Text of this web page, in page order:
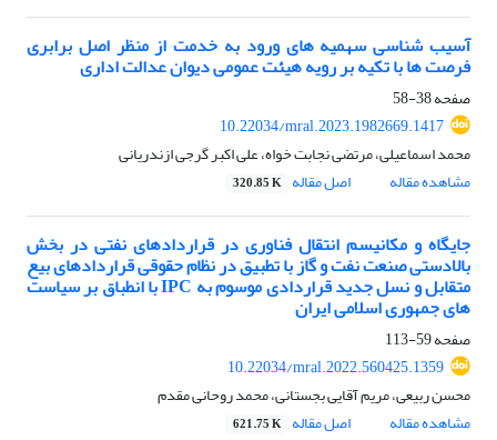
آسیب شناسی سهمیه های ورود به خدمت از منظر اصل برابری
فرصت ها با تکیه بر رویه هیئت عمومی دیوان عدالت اداری
صفحه38-58
10.22034/mral.2023.1982669.1417
محمد اسماعیلی، مرتضی نجابت خواه، علی اکبر گرجی ازندریانی
مشاهده مقاله
اصل مقاله 320.85 K
جایگاه و مکانیسم انتقال فناوری در قراردادهای نفتی در بخش
بالادستی صنعت نفت و گاز با تطبیق در نظام حقوقی قراردادهای بیع
متقابل و نسل جدید قراردادی موسوم به IPC با انطباق بر سیاست
های جمهوری اسلامی ایران
صفحه59-113
10.22034/mral.2022.560425.1359
محسن ربیعی، مریم آقایی بجستانی، محمد روحانی مقدم
مشاهده مقاله
اصل مقاله 621.75 K